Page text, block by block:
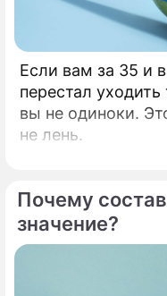
Если вам за 35 и
перестал
вы не одиноки. Это не ваша «слабая воля» и
не лень.
Почему
значение?